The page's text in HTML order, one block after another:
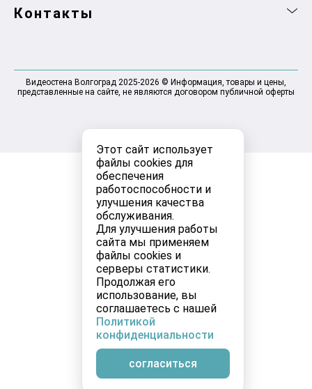
Этот сайт использует
файлы cookies для
обеспечения
работоспособности и
улучшения качества
обслуживания.
Для улучшения работы
сайта мы применяем
файлы cookies и
серверы статистики.
Продолжая его
использование, вы
соглашаетесь с нашей
Политикой
конфиденциальности
согласиться
Контакты
Видеостена Волгоград 2025-2026 © Информация, товары и цены,
представленные на сайте, не являются договором публичной оферты